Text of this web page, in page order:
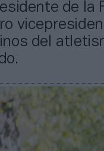
de la
del